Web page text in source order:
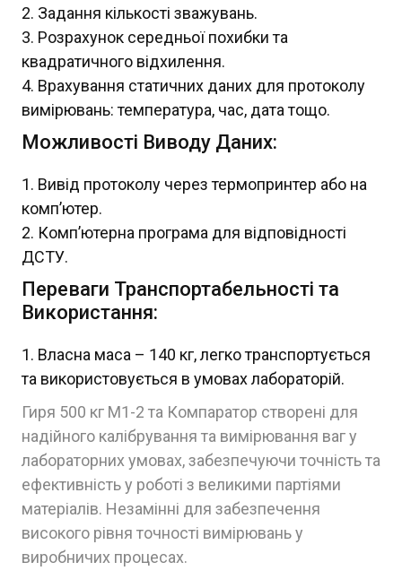
Задання кількості зважувань.
Розрахунок середньої похибки та
квадратичного відхилення.
Врахування статичних даних для протоколу
вимірювань: температура, час, дата тощо.
Можливості Виводу Даних:
Вивід протоколу через термопринтер або на
комп’ютер.
Комп’ютерна програма для відповідності
ДСТУ.
Переваги Транспортабельності та
Використання:
Власна маса – 140 кг, легко транспортується
та використовується в умовах лабораторій.
Гиря 500 кг M1-2 та Компаратор створені для
надійного калібрування та вимірювання ваг у
лабораторних умовах, забезпечуючи точність та
ефективність у роботі з великими партіями
матеріалів. Незамінні для забезпечення
високого рівня точності вимірювань у
виробничих процесах.